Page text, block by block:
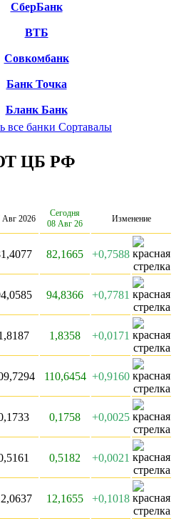
СберБанк
ВТБ
Совкомбанк
Банк Точка
Бланк Банк
все банки Сортавалы
ЦБ РФ
Авг 2026
Сегодня
08 Авг 26
Изменение
82,1665 +0,7588
94,8366 +0,7781
1,8358 +0,0171
110,6454 +0,9160
0,1758 +0,0025
0,5182 +0,0021
12,1655 +0,1018